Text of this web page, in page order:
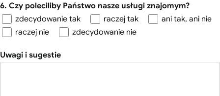
6. Czy poleciliby Państwo nasze usługi znajomym?
zdecydowanie tak
raczej tak
ani tak, ani nie
raczej nie
zdecydowanie nie
Uwagi i sugestie